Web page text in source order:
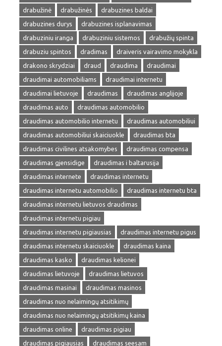
drabužinė
drabužinės
drabuzines baldai
drabuzines durys
drabuzines isplanavimas
drabuziniu iranga
drabuziniu sistemos
drabužių spinta
drabuziu spintos
dradimas
draiveris vairavimo mokykla
drakono skrydziai
draud draudima
draudimai
draudimai automobiliams
draudimai internetu
draudimai lietuvoje
draudimas
draudimas anglijoje
draudimas auto
draudimas automobilio
draudimas automobilio internetu
draudimas automobiliui
draudimas automobiliui skaiciuokle
draudimas bta
draudimas civilines atsakomybes
draudimas compensa
draudimas gjensidige
draudimas i baltarusija
draudimas internete
draudimas internetu
draudimas internetu automobilio
draudimas internetu bta
draudimas internetu lietuvos draudimas
draudimas internetu pigiau
draudimas internetu pigiausias
draudimas internetu pigus
draudimas internetu skaiciuokle
draudimas kaina
draudimas kasko
draudimas kelionei
draudimas lietuvoje
draudimas lietuvos
draudimas masinai
draudimas masinos
draudimas nuo nelaimingų atsitikimų
draudimas nuo nelaimingų atsitikimų kaina
draudimas online
draudimas pigiau
draudimas pigiausias
draudimas seesam